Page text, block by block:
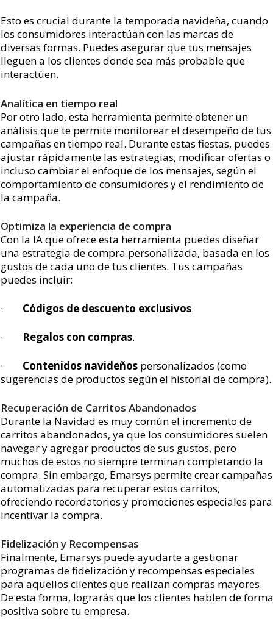
Esto es crucial durante la temporada navideña, cuando
los consumidores interactúan con las marcas de
diversas formas. Puedes asegurar que tus mensajes
lleguen a los clientes donde sea más probable que
interactúen.
Analítica en tiempo real
Por otro lado, esta herramienta permite obtener un
análisis que te permite monitorear el desempeño de tus
campañas en tiempo real. Durante estas fiestas, puedes
ajustar rápidamente las estrategias, modificar ofertas o
incluso cambiar el enfoque de los mensajes, según el
comportamiento de consumidores y el rendimiento de
la campaña.
Optimiza la experiencia de compra
Con la IA que ofrece esta herramienta puedes diseñar
una estrategia de compra personalizada, basada en los
gustos de cada uno de tus clientes. Tus campañas
puedes incluir:
· Códigos de descuento exclusivos.
· Regalos con compras.
· Contenidos navideños personalizados (como
sugerencias de productos según el historial de compra).
Recuperación de Carritos Abandonados
Durante la Navidad es muy común el incremento de
carritos abandonados, ya que los consumidores suelen
navegar y agregar productos de sus gustos, pero
muchos de estos no siempre terminan completando la
compra. Sin embargo, Emarsys permite crear campañas
automatizadas para recuperar estos carritos,
ofreciendo recordatorios y promociones especiales para
incentivar la compra.
Fidelización y Recompensas
Finalmente, Emarsys puede ayudarte a gestionar
programas de fidelización y recompensas especiales
para aquellos clientes que realizan compras mayores.
De esta forma, lograrás que los clientes hablen de forma
positiva sobre tu empresa.